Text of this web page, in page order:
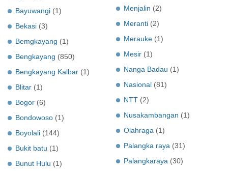
Bayuwangi (1)
Bekasi (3)
Bemgkayang (1)
Bengkayang (850)
Bengkayang Kalbar (1)
Blitar (1)
Bogor (6)
Bondowoso (1)
Boyolali (144)
Bukit batu (1)
Bunut Hulu (1)
Menjalin (2)
Meranti (2)
Merauke (1)
Mesir (1)
Nanga Badau (1)
Nasional (81)
NTT (2)
Nusakambangan (1)
Olahraga (1)
Palangka raya (31)
Palangkaraya (30)